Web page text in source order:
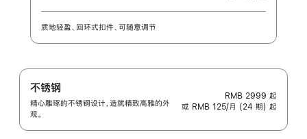
质地轻盈、回环式扣件、可随意调节
不锈钢
精心雕琢的不锈钢设计，造就精致高雅的外
观。
RMB 2999 起
或 RMB 125/月 (24 期) 起